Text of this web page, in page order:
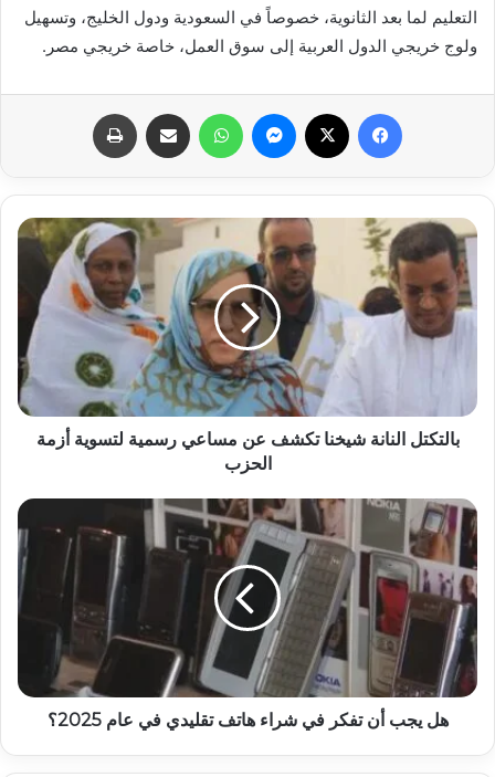
التعليم لما بعد الثانوية، خصوصاً في السعودية ودول الخليج، وتسهيل
ولوج خريجي الدول العربية إلى سوق العمل، خاصة خريجي مصر.
فيسبوك ماسنجر واتساب مشاركة عبر البريد
بالتكتل النانة شيخنا تكشف عن مساعي رسمية لتسوية أزمة
الحزب
هل يجب أن تفكر في شراء هاتف تقليدي في عام 2025؟